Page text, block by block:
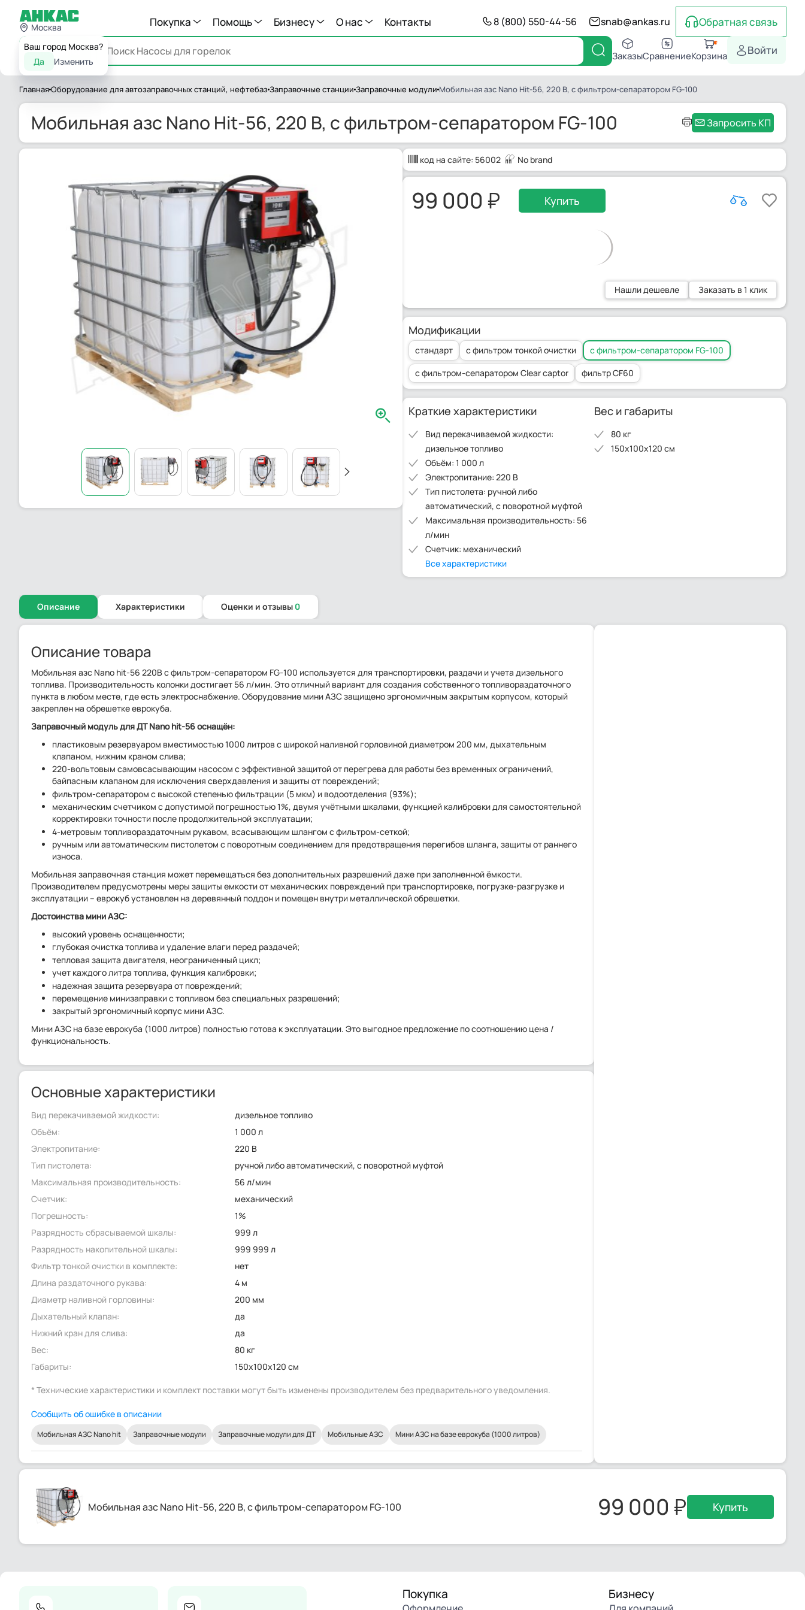
Москва
Ваш город Москва?
Да
Изменить
Покупка Помощь Бизнесу О нас Контакты 8 (800) 550-44-56 snab@ankas.ru Обратная связь
Каталог ЗаказыСравнениеКорзина Войти
ГлавнаяОборудование для автозаправочных станций, нефтебаз Заправочные станции Заправочные модули Мобильная азс Nano Hit-56, 220 В, с фильтром-сепаратором FG-100
Мобильная азс Nano Hit-56, 220 В, с фильтром-сепаратором FG-100 Запросить КП
код на сайте: 56002 No brand
99 000 Купить
Нашли дешевле Заказать в 1 клик
Модификации
стандарт с фильтром тонкой очистки
с фильтром-сепаратором FG-100
с фильтром-сепаратором Clear captor
фильтр CF60
Краткие характеристики
Вид перекачиваемой жидкости:
дизельное топливо
Объём: 1 000 л
Электропитание: 220 В
Тип пистолета: ручной либо
автоматический, с поворотной муфтой
Максимальная производительность: 56
л/мин
Счетчик: механический
Все характеристики
Вес и габариты
80 кг
150x100x120 см
Описание Характеристики Оценки и отзывы 0
Описание товара
Мобильная азс Nano hit-56 220В с фильтром-сепаратором FG-100 используется для транспортировки, раздачи и учета дизельного
топлива. Производительность колонки достигает 56 л/мин. Это отличный вариант для создания собственного топливораздаточного
пункта в любом месте, где есть электроснабжение. Оборудование мини АЗС защищено эргономичным закрытым корпусом, который
закреплен на обрешетке еврокуба.
Заправочный модуль для ДТ Nano hit-56 оснащён:
пластиковым резервуаром вместимостью 1000 литров с широкой наливной горловиной диаметром 200 мм, дыхательным
клапаном, нижним краном слива;
220-вольтовым самовсасывающим насосом с эффективной защитой от перегрева для работы без временных ограничений,
байпасным клапаном для исключения сверхдавления и защиты от повреждений;
фильтром-сепаратором с высокой степенью фильтрации (5 мкм) и водоотделения (93%);
механическим счетчиком с допустимой погрешностью 1%, двумя учётными шкалами, функцией калибровки для самостоятельной
корректировки точности после продолжительной эксплуатации;
4-метровым топливораздаточным рукавом, всасывающим шлангом с фильтром-сеткой;
ручным или автоматическим пистолетом с поворотным соединением для предотвращения перегибов шланга, защиты от раннего
износа.
Мобильная заправочная станция может перемещаться без дополнительных разрешений даже при заполненной ёмкости.
Производителем предусмотрены меры защиты емкости от механических повреждений при транспортировке, погрузке-разгрузке и
эксплуатации – еврокуб установлен на деревянный поддон и помещен внутри металлической обрешетки.
Достоинства мини АЗС:
высокий уровень оснащенности;
глубокая очистка топлива и удаление влаги перед раздачей;
тепловая защита двигателя, неограниченный цикл;
учет каждого литра топлива, функция калибровки;
надежная защита резервуара от повреждений;
перемещение минизаправки с топливом без специальных разрешений;
закрытый эргономичный корпус мини АЗС.
Мини АЗС на базе еврокуба (1000 литров) полностью готова к эксплуатации. Это выгодное предложение по соотношению цена /
функциональность.
Основные характеристики
Вид перекачиваемой жидкости:
дизельное топливо
Объём:
1 000 л
Электропитание:
220 В
Тип пистолета:
ручной либо автоматический, с поворотной муфтой
Максимальная производительность:
56 л/мин
Счетчик:
механический
Погрешность:
1%
Разрядность сбрасываемой шкалы:
999 л
Разрядность накопительной шкалы:
999 999 л
Фильтр тонкой очистки в комплекте:
нет
Длина раздаточного рукава:
4 м
Диаметр наливной горловины:
200 мм
Дыхательный клапан:
да
Нижний кран для слива:
да
Вес:
80 кг
Габариты:
150x100x120 см
* Технические характеристики и комплект поставки могут быть изменены производителем без предварительного уведомления.
Сообщить об ошибке в описании
Мобильная АЗС Nano hit Заправочные модули Заправочные модули для ДТ Мобильные АЗС Мини АЗС на базе еврокуба (1000 литров)
Мобильная азс Nano Hit-56, 220 В, с фильтром-сепаратором FG-100 99 000 Купить
Покупка Бизнесу